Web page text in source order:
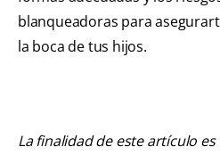
blanqueadoras para
la boca de tus hijos.
La finalidad de este artículo